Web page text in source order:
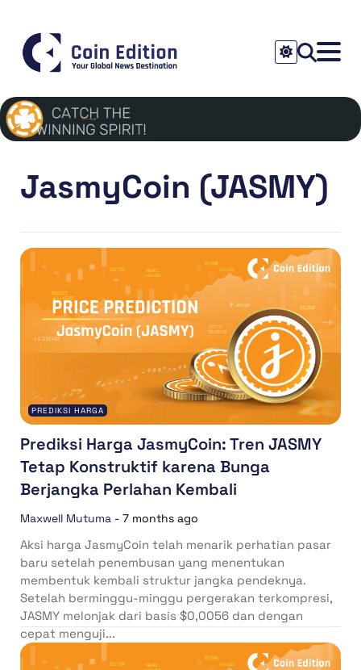
JasmyCoin (JASMY)
PREDIKSI HARGA
Prediksi Harga JasmyCoin: Tren JASMY
Tetap Konstruktif karena Bunga
Berjangka Perlahan Kembali
Maxwell Mutuma - 7 months ago
Aksi harga JasmyCoin telah menarik perhatian pasar
baru setelah penembusan yang menentukan
membentuk kembali struktur jangka pendeknya.
Setelah berminggu-minggu pergerakan terkompresi,
JASMY melonjak dari basis $0,0056 dan dengan
cepat menguji...